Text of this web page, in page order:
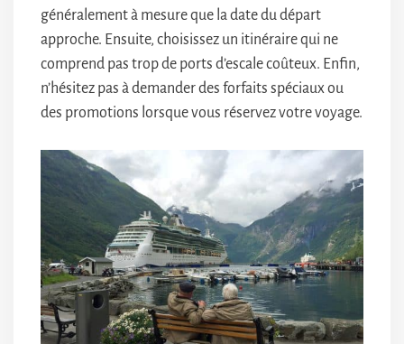
généralement à mesure que la date du départ
approche. Ensuite, choisissez un itinéraire qui ne
comprend pas trop de ports d’escale coûteux. Enfin,
n’hésitez pas à demander des forfaits spéciaux ou
des promotions lorsque vous réservez votre voyage.